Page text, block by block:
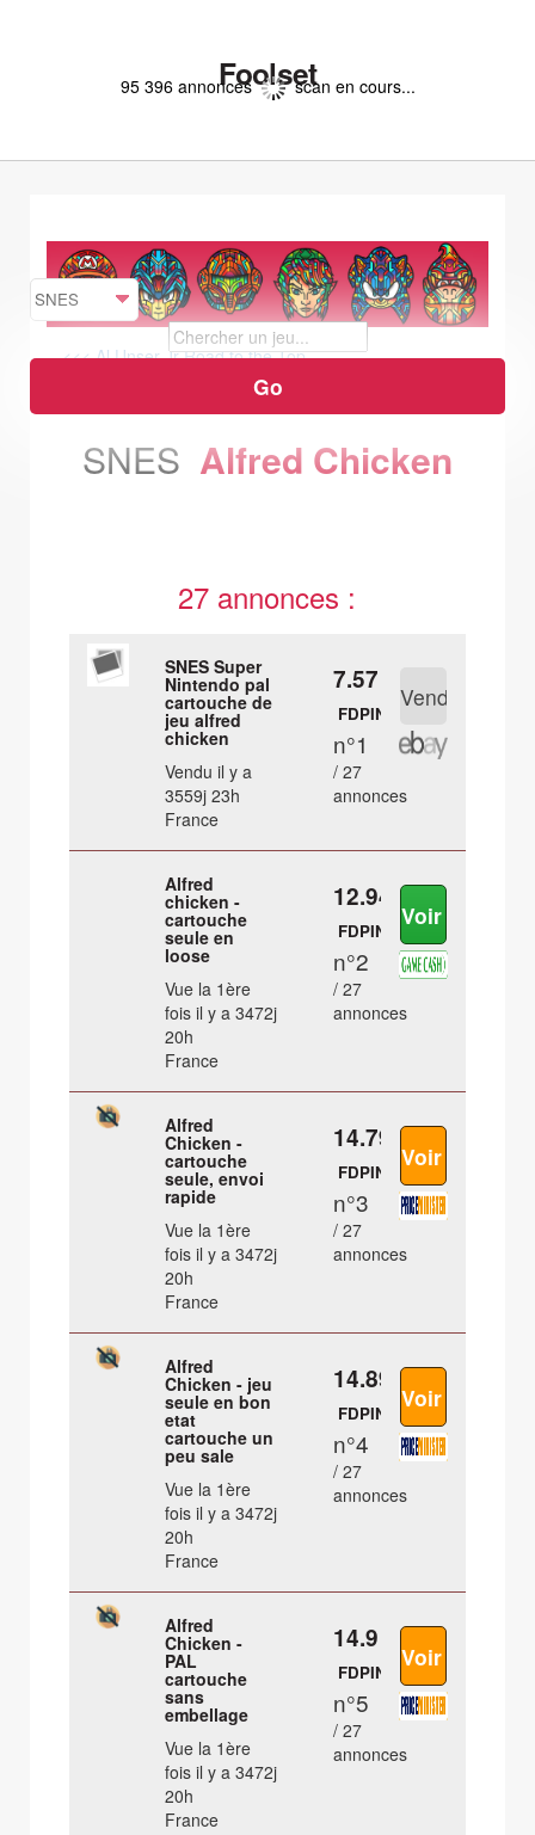
Foolset
95 396 annonces scan en cours...
<<< Al Unser Jr Road to the Top
Alien 3 >>>
SNES Alfred Chicken
27 annonces :
SNES Super
Nintendo pal
cartouche de
jeu alfred
chicken
Vendu il y a
3559j 23h
France
7.57 €
FDPIN
n°1
/ 27
annonces
Alfred
chicken -
cartouche
seule en
loose
Vue la 1ère
fois il y a 3472j
20h
France
12.94 €
FDPIN
n°2
/ 27
annonces
Alfred
Chicken -
cartouche
seule, envoi
rapide
Vue la 1ère
fois il y a 3472j
20h
France
14.79 €
FDPIN
n°3
/ 27
annonces
Alfred
Chicken - jeu
seule en bon
etat
cartouche un
peu sale
Vue la 1ère
fois il y a 3472j
20h
France
14.89 €
FDPIN
n°4
/ 27
annonces
Alfred
Chicken -
PAL
cartouche
sans
embellage
Vue la 1ère
fois il y a 3472j
20h
France
14.9 €
FDPIN
n°5
/ 27
annonces